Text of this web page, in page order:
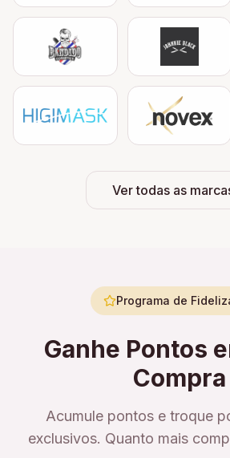
Ver todas as
Programa de
Ganhe Pontos
Compra
Acumule pontos e troque
exclusivos. Quanto mais